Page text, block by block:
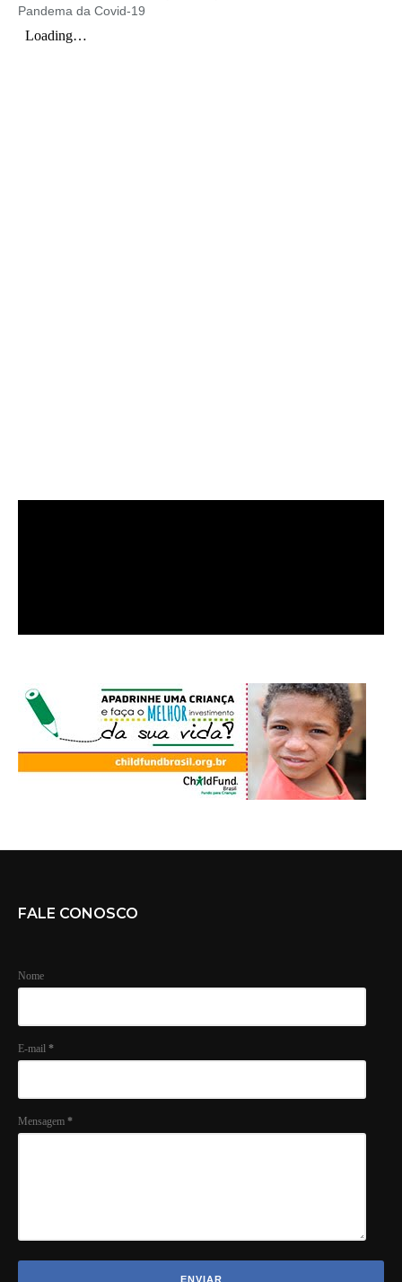
Pandema da Covid-19
FALE CONOSCO
Nome
E-mail *
Mensagem *